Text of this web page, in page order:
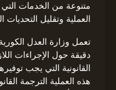
متنوعة من الخدمات
العملية وتقليل التحديات
تعمل وزارة العدل
دقيقة حول الإجراءات
القانونية التي يجب
هذه العملية الترجمة